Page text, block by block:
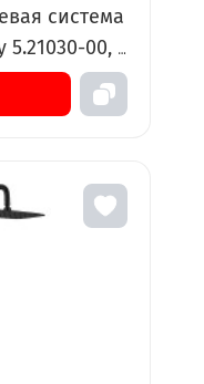
система
00, с